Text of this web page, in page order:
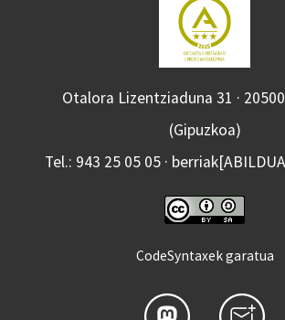
Otalora Lizentziaduna 31 ·
(Gipuzkoa)
Tel.: 943 25 05 05 ·
CodeSyntaxek garatua